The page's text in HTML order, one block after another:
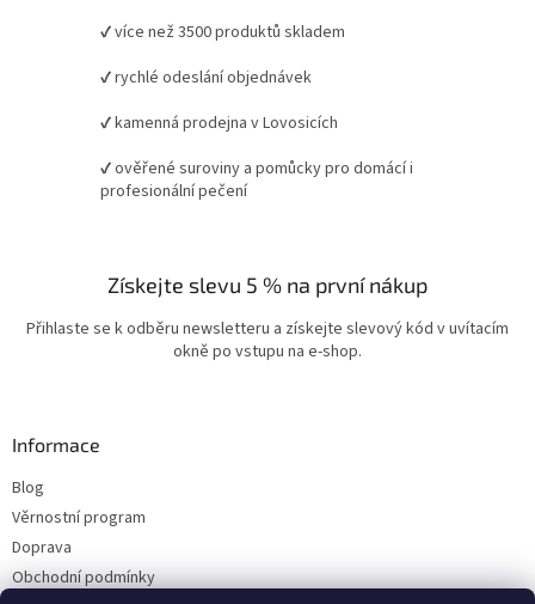
✔ více než 3500 produktů skladem
✔ rychlé odeslání objednávek
✔ kamenná prodejna v Lovosicích
✔ ověřené suroviny a pomůcky pro domácí i
profesionální pečení
Získejte slevu 5 % na první nákup
Přihlaste se k odběru newsletteru a získejte slevový kód v uvítacím
okně po vstupu na e-shop.
Informace
Blog
Věrnostní program
Doprava
Obchodní podmínky